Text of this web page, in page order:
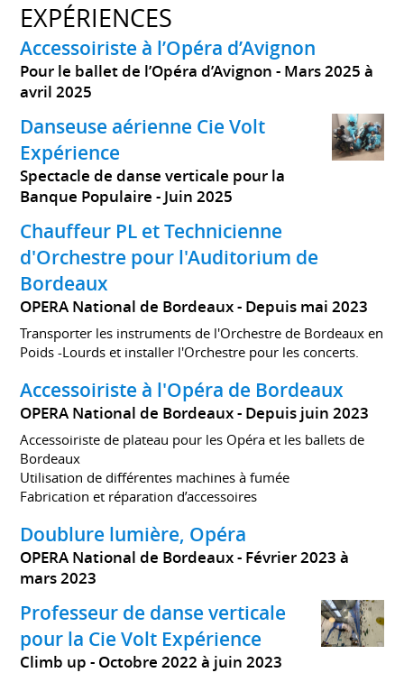
EXPÉRIENCES
Accessoiriste à l’Opéra d’Avignon
Pour le ballet de l’Opéra d’Avignon
Mars 2025 à
avril 2025
Danseuse aérienne Cie Volt
Expérience
Spectacle de danse verticale pour la
Banque Populaire
Juin 2025
Chauffeur PL et Technicienne
d'Orchestre pour l'Auditorium de
Bordeaux
OPERA National de Bordeaux Depuis mai 2023
Transporter les instruments de l'Orchestre de Bordeaux en
Poids -Lourds et installer l'Orchestre pour les concerts.
Accessoiriste à l'Opéra de Bordeaux
OPERA National de Bordeaux Depuis juin 2023
Accessoiriste de plateau pour les Opéra et les ballets de
Bordeaux
Utilisation de différentes machines à fumée
Fabrication et réparation d’accessoires
Doublure lumière, Opéra
OPERA National de Bordeaux
Février 2023 à
mars 2023
Professeur de danse verticale
pour la Cie Volt Expérience
Climb up Octobre 2022 à juin 2023